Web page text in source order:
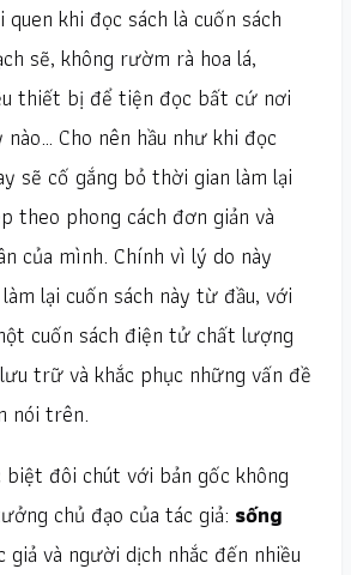
khi đọc sách là cuốn sách
sẽ, không rườm rà hoa lá,
thiết bị để tiện đọc bất cứ nơi
nào… Cho nên hầu như khi đọc
sẽ cố gắng bỏ thời gian làm lại
theo phong cách đơn giản và
của mình. Chính vì lý do này
lại cuốn sách này từ đầu, với
cuốn sách điện tử chất lượng
trữ và khắc phục những vấn đề
nói trên.
biệt đôi chút với bản gốc không
chủ đạo của tác giả: sống
giả và người dịch nhắc đến nhiều